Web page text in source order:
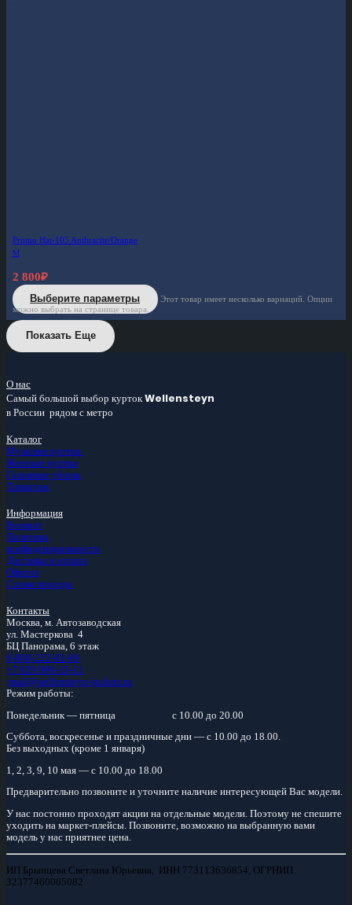
Promo Hat-105 Anthracite/Orange
M
2 800₽
Выберите параметры
Этот товар имеет несколько вариаций. Опции
можно выбрать на странице товара.
Показать Еще
О нас
Самый большойвыбор куртокWellensteyn
в России рядом с метро
Каталог
Мужские куртки
Женские куртки
Головные уборы
Трикотаж
Информация
Возврат
Политика
конфиденциальности
Доставка и оплата
Оферта
Схема проезда
Контакты
Москва, м. Автозаводская
ул. Мастеркова 4
БЦ Панорама, 6 этаж
8-800-222-82-89
+7 929 990-35-11
mail@wellensteyn-jackets.ru
Режим работы:
Понедельник — пятница с 10.00 до 20.00
Суббота, воскресенье и праздничные дни — с 10.00 до 18.00.
Без выходных (кроме 1 января)
1, 2, 3, 9, 10 мая — с 10.00 до 18.00
Предварительно позвоните и уточните наличие интересующей Вас модели.
У нас постонно проходят акции на отдельные модели. Поэтому не спешите
уходить на маркет-плейсы. Позвоните, возможно на выбранную вами
модель у нас приятнее цена.
ИП Брынцева Светлана Юрьевна, ИНН 773113636854, ОГРНИП
32377460005082